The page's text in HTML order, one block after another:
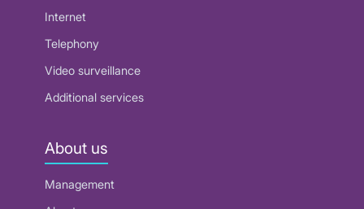
Internet
Telephony
Video surveillance
Additional services
About us
Management